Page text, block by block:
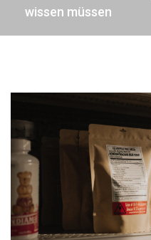
wissen müssen